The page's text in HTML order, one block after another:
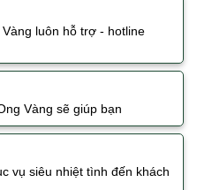
luôn hỗ trợ - hotline
Vàng sẽ giúp bạn
vụ siêu nhiệt tình đến khách